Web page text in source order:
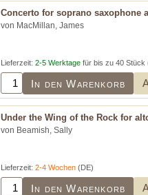
Concerto for soprano saxophone
von MacMillan, James
Lieferzeit: 2-5 Werktage für bis zu 40 Stück
In den Warenkorb
Under the Wing of the Rock for
von Beamish, Sally
Lieferzeit: 2-4 Wochen (DE)
In den Warenkorb